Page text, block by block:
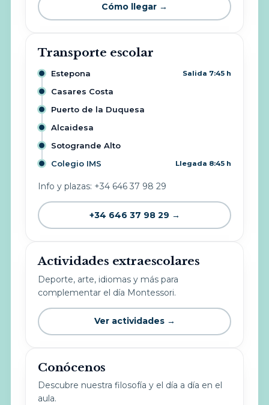
Cómo llegar →
Transporte escolar
Estepona Salida 7:45 h
Casares Costa
Puerto de la Duquesa
Alcaidesa
Sotogrande Alto
Colegio IMS
Llegada 8:45 h
Info y plazas: +34 646 37 98 29
+34 646 37 98 29 →
Actividades extraescolares
Deporte, arte, idiomas y más para
complementar el día Montessori.
Ver actividades →
Conócenos
Descubre nuestra filosofía y el día a día en el
aula.